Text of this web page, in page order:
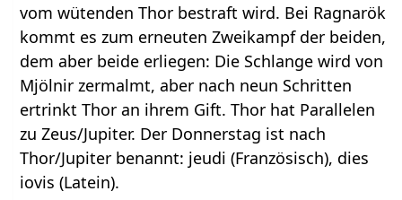
vom wütenden Thor bestraft wird. Bei Ragnarök
kommt es zum erneuten Zweikampf der beiden,
dem aber beide erliegen: Die Schlange wird von
Mjölnir zermalmt, aber nach neun Schritten
ertrinkt Thor an ihrem Gift. Thor hat Parallelen
zu Zeus/Jupiter. Der Donnerstag ist nach
Thor/Jupiter benannt: jeudi (Französisch), dies
iovis (Latein).